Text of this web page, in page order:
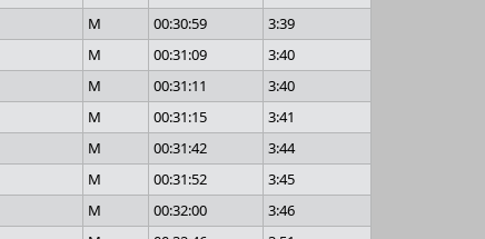
M 00:30:59
3:39
M 00:31:09
3:40
M 00:31:11
3:40
M 00:31:15
3:41
M 00:31:42
3:44
M 00:31:52
3:45
M 00:32:00
3:46